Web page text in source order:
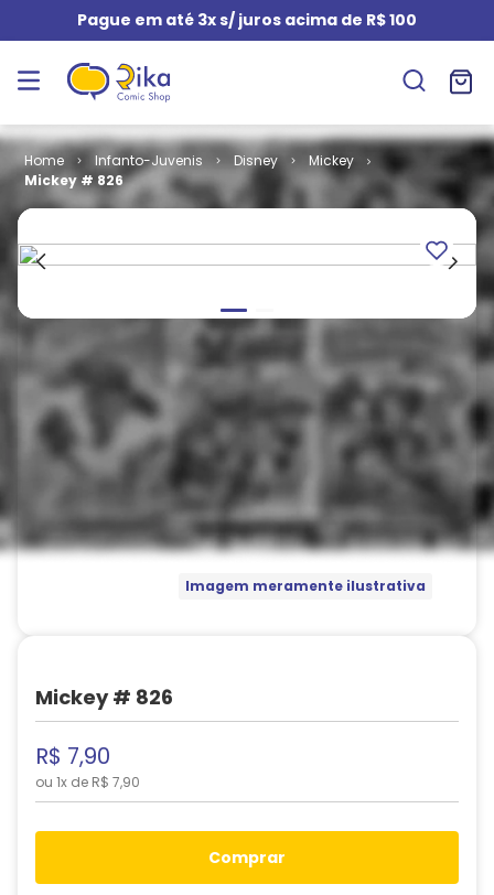
Pague em até 3x s/ juros acima de R$ 100
Infanto-Juvenis Disney
Mickey
Mickey # 826
Imagem meramente ilustrativa
Mickey # 826
R$ 7,90
ou 1x de R$ 7,90
comprar